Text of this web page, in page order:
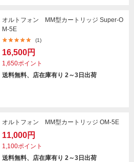
オルトフォン MM型カートリッジ Super-O
M-5E
(1)
16,500円
1,650ポイント
送料無料、店在庫有り 2～3日出荷
オルトフォン MM型カートリッジ OM-5E
11,000円
1,100ポイント
送料無料、店在庫有り 2～3日出荷